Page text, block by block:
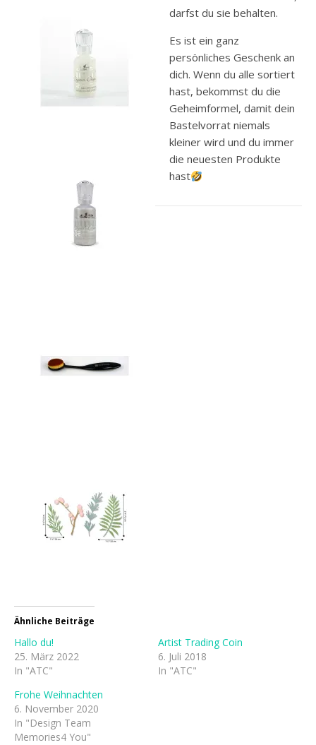
darfst du sie behalten.
Es ist ein ganz
persönliches Geschenk an
dich. Wenn du alle sortiert
hast, bekommst du die
Geheimformel, damit dein
Bastelvorrat niemals
kleiner wird und du immer
die neuesten Produkte
hast
Ähnliche Beiträge
Hallo du!
25. März 2022
In "ATC"
Artist Trading Coin
6. Juli 2018
In "ATC"
Frohe Weihnachten
6. November 2020
In "Design Team
Memories4 You"